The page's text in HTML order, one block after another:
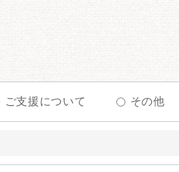
ご支援について その他